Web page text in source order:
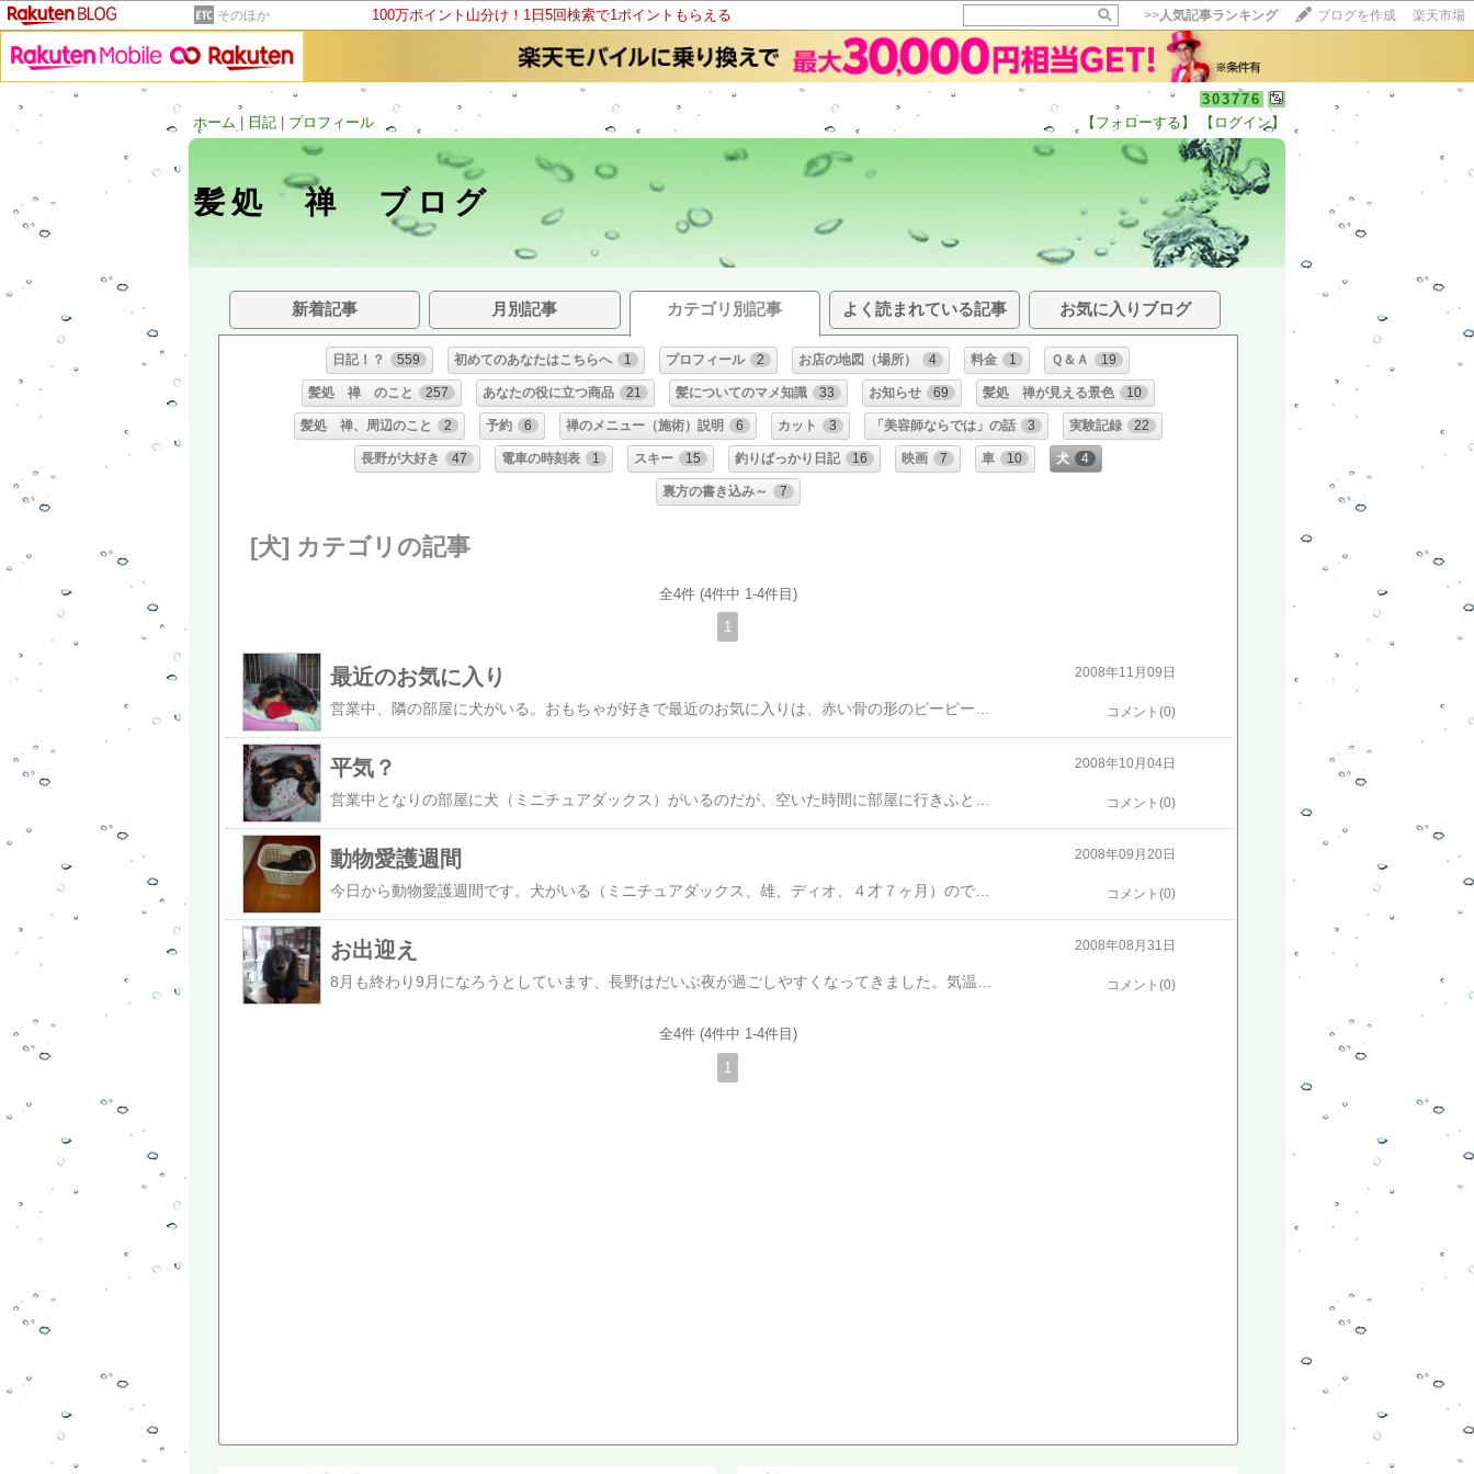
そのほか 100万ポイント山分け！1日5回検索で1ポイントもらえる >>人気記事ランキング ブログを作成 楽天市場
303776
ホーム
日記 プロフィール 【フォローする】 【ログイン】
髪処 禅 ブログ
新着記事 月別記事 カテゴリ別記事 よく読まれている記事 お気に入りブログ
日記！？ 559 初めてのあなたはこちらへ 1 プロフィール 2 お店の地図（場所） 4 料金 1 Ｑ＆Ａ 19
髪処 禅 のこと 257 あなたの役に立つ商品 21 髪についてのマメ知識 33 お知らせ 69 髪処 禅が見える景色 10
髪処 禅、周辺のこと 2 予約 6 禅のメニュー（施術）説明 6 カット 3 「美容師ならでは」の話 3 実験記録 22
長野が大好き 47 電車の時刻表 1 スキー 15 釣りばっかり日記 16 映画 7 車 10 犬 4
裏方の書き込み～ 7
[犬] カテゴリの記事
全4件 (4件中 1-4件目)
1
最近のお気に入り 2008年11月09日
コメント(0)
平気？ 2008年10月04日
コメント(0)
動物愛護週間
今日から動物愛護週間です。犬がいる（ミニチュアダックス、雄、ディオ、４才７ヶ月）のでいつもよりも１.２倍は可愛がってあげようかな。オレ、ディオだけど宜しく頼むよっ。
2008年09月20日
コメント(0)
お出迎え 2008年08月31日
コメント(0)
全4件 (4件中 1-4件目)
1